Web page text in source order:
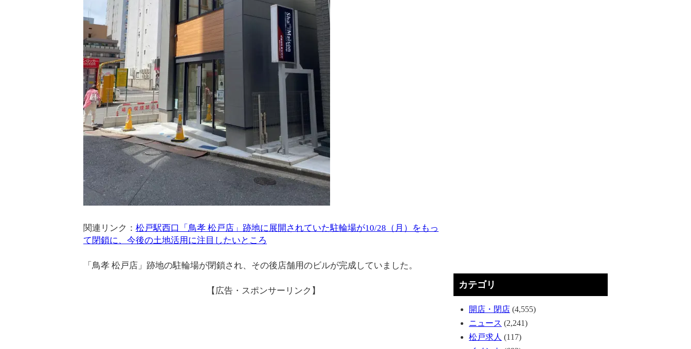
関連リンク： 松戸駅西口「鳥孝 松戸店」跡地に展開されていた駐輪場が10/28（月）をもっ
て閉鎖に、今後の土地活用に注目したいところ
「鳥孝 松戸店」跡地の駐輪場が閉鎖され、その後店舗用のビルが完成していました。
【広告・スポンサーリンク】
カテゴリ
開店・閉店 (4,555)
ニュース (2,241)
松戸求人 (117)